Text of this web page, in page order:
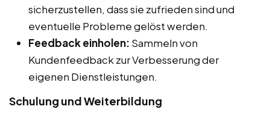
sicherzustellen, dass sie zufrieden sind und
eventuelle Probleme gelöst werden.
Feedback einholen: Sammeln von
Kundenfeedback zur Verbesserung der
eigenen Dienstleistungen.
Schulung und Weiterbildung